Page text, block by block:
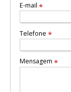
E-mail *
Telefone *
Mensagem *